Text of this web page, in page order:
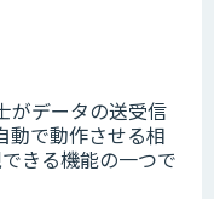
がデータの送受信
動で動作させる相
きる機能の一つで